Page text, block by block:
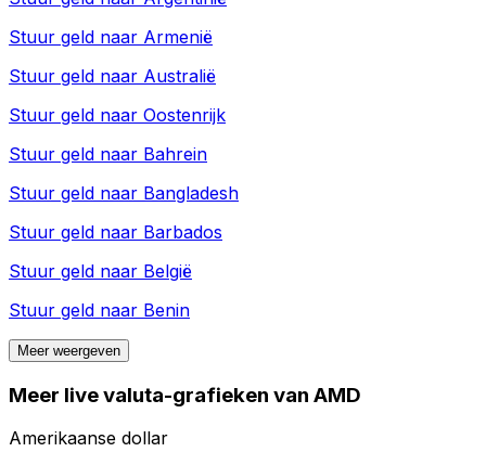
Stuur geld naar Armenië
Stuur geld naar Australië
Stuur geld naar Oostenrijk
Stuur geld naar Bahrein
Stuur geld naar Bangladesh
Stuur geld naar Barbados
Stuur geld naar België
Stuur geld naar Benin
Meer weergeven
Meer live valuta-grafieken van AMD
Amerikaanse dollar